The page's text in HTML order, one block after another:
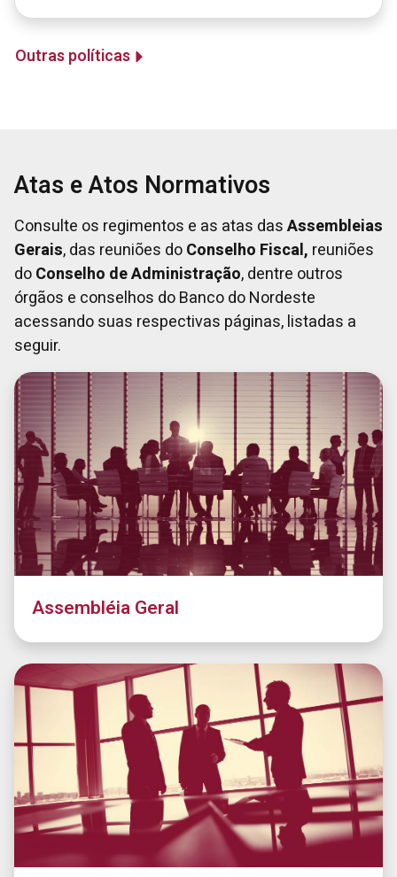
Outras políticas
Atas e Atos Normativos
Consulte os regimentos e as atas dasAssembleias
Gerais, das reuniões doConselho Fiscal, reuniões
doConselho de Administração, dentre outros
órgãos e conselhos do Banco do Nordeste
acessando suas respectivas páginas, listadas a
seguir.
Assembléia Geral